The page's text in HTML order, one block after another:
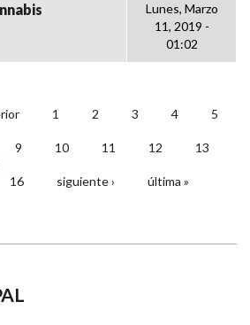
Lunes, Marzo
11, 2019 -
01:02
1 2 3 4 5
9 10 11 12 13
16 siguiente › última »